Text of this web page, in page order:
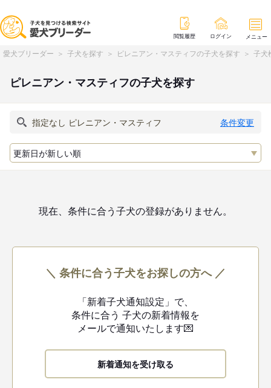
閲覧履歴 ログイン メニュー
愛犬ブリーダー 子犬を探す ピレニアン・マスティフの子犬を探す 子犬
ピレニアン・マスティフの子犬を探す
条件変更
現在、条件に合う子犬の登録がありません。
＼ 条件に合う子犬をお探しの方へ ／
「新着子犬通知設定」で、
条件に合う 子犬の新着情報を
メールで通知いたします💌
新着通知を受け取る